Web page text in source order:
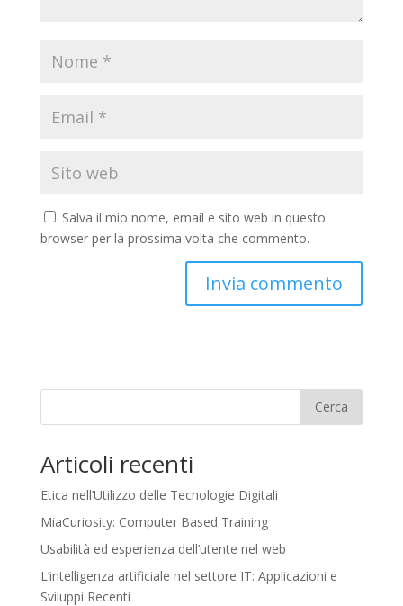
Salva il mio nome, email e sito web in questo
browser per la prossima volta che commento.
Cerca
Articoli recenti
Etica nell’Utilizzo delle Tecnologie Digitali
MiaCuriosity: Computer Based Training
Usabilità ed esperienza dell’utente nel web
L’intelligenza artificiale nel settore IT: Applicazioni e
Sviluppi Recenti